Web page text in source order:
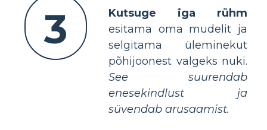
3
Kutsuge iga rühm
esitama oma mudelit ja
selgitama üleminekut
põhijoonest valgeks nuki.
See suurendab
enesekindlust ja
süvendab arusaamist.